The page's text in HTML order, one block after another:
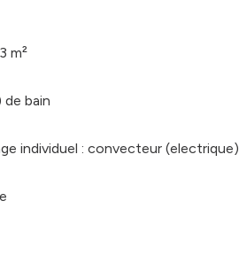
m²
de bain
individuel : convecteur (electrique)